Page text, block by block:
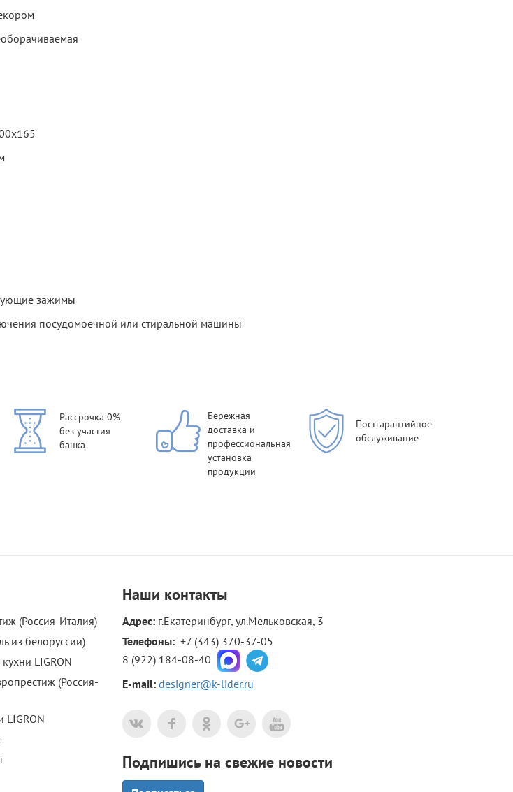
зажимы
посудомоечной или стиральной машины
Рассрочка 0%
без участия
банка
Бережная
доставка и
профессиональная
установка
продукции
Постгарантийное
обслуживание
(Россия-Италия)
из белоруссии)
LIGRON
(Россия-
LIGRON
Наши контакты
Адрес: г.Екатеринбург, ул.Мельковская, 3
Телефоны: +7 (343) 370-37-05
8 (922) 184-08-40
E-mail: designer@k-lider.ru
Подпишись на свежие новости